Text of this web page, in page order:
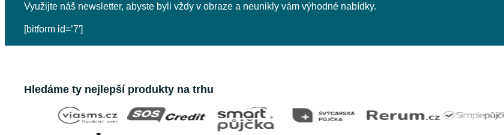
Využijte náš newsletter, abyste byli vždy v obraze a neunikly vám výhodné nabídky.
[bitform id=’7′]
Hledáme ty nejlepší produkty na trhu